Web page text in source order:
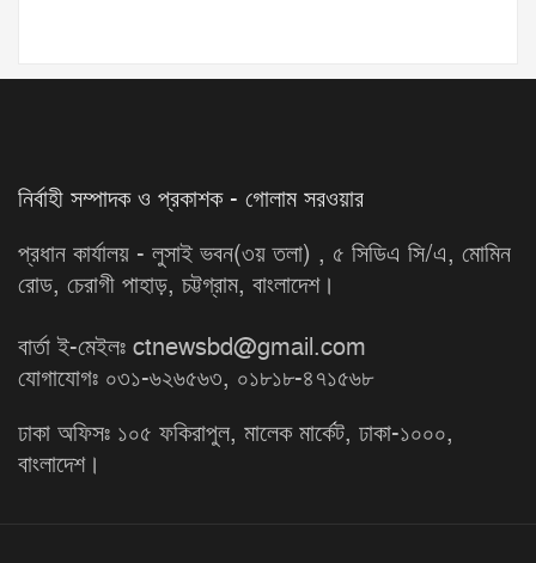
নির্বাহী সম্পাদক ও প্রকাশক - গোলাম সরওয়ার
প্রধান কার্যালয় - লুসাই ভবন(৩য় তলা) , ৫ সিডিএ সি/এ, মোমিন
রোড, চেরাগী পাহাড়, চট্টগ্রাম, বাংলাদেশ।
বার্তা ই-মেইলঃ ctnewsbd@gmail.com
যোগাযোগঃ ০৩১-৬২৬৫৬৩, ০১৮১৮-৪৭১৫৬৮
ঢাকা অফিসঃ ১০৫ ফকিরাপুল, মালেক মার্কেট, ঢাকা-১০০০,
বাংলাদেশ।